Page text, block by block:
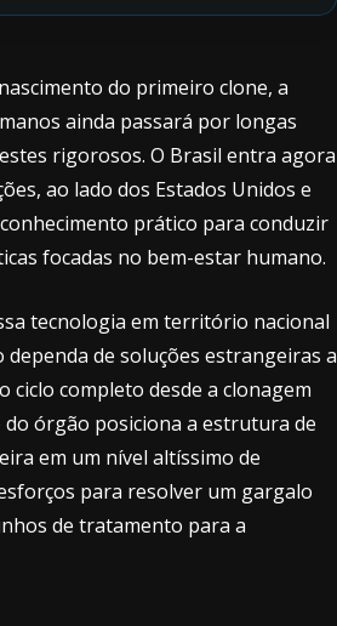
do primeiro clone, a
ainda passará por longas
rigorosos. O Brasil entra agora
ao lado dos Estados Unidos e
prático para conduzir
focadas no bem-estar humano.
tecnologia em território nacional
de soluções estrangeiras a
ciclo completo desde a clonagem
órgão posiciona a estrutura de
em um nível altíssimo de
para resolver um gargalo
de tratamento para a